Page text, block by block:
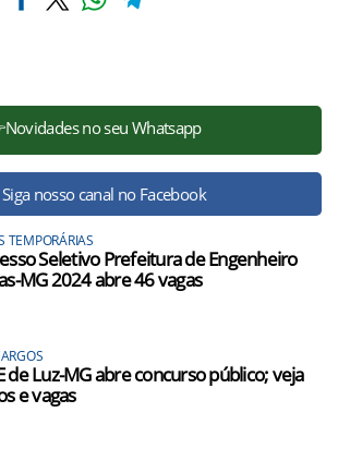
no seu Whatsapp
nosso canal no Facebook
TEMPORÁRIAS
Seletivo Prefeitura de Engenheiro
MG 2024 abre 46 vagas
de Luz-MG abre concurso público; veja
e vagas